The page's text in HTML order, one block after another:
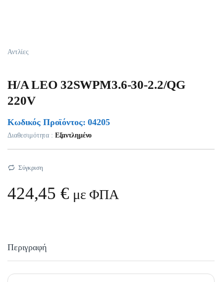
Αντλίες
H/A LEO 32SWPM3.6-30-2.2/QG
220V
Κωδικός Προϊόντος: 04205
Διαθεσιμότητα : Εξαντλημένο
Σύγκριση
424,45€ με ΦΠΑ
Περιγραφή